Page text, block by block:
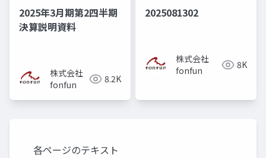
2025年3月期第2四半期
決算説明資料
株式会社
fonfun
8.2K
2025081302
株式会社
fonfun
8K
各ページのテキスト